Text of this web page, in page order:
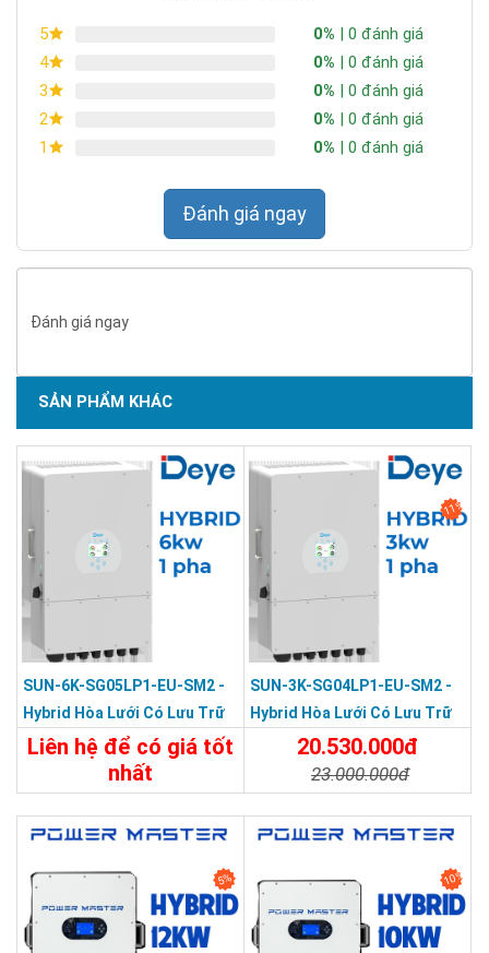
5 0% | 0 đánh giá
4
0% | 0 đánh giá
3
0% | 0 đánh giá
2
0% | 0 đánh giá
1
0% | 0 đánh giá
Đánh giá ngay
Đánh giá ngay
SẢN PHẨM KHÁC
SUN-6K-SG05LP1-EU-SM2 -
Hybrid Hòa Lưới Có Lưu Trữ
DEYE 6KW 1 Pha
Liên hệ để có giá tốt
nhất
11%
SUN-3K-SG04LP1-EU-SM2 -
Hybrid Hòa Lưới Có Lưu Trữ
DEYE 3KW 1 Pha
20.530.000đ
23.000.000đ
5% 10%